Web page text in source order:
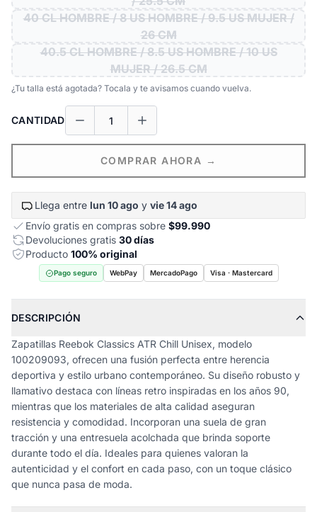
40 CL HOMBRE / 8 US HOMBRE / 9.5 US MUJER /
26 CM
40.5 CL HOMBRE / 8.5 US HOMBRE / 10 US
MUJER / 26.5 CM
¿Tu talla está agotada? Tocala y te avisamos cuando vuelva.
CANTIDAD
COMPRAR AHORA →
Llega entre lun 10 ago y vie 14 ago
Envío gratis en compras sobre $99.990
Devoluciones gratis 30 días
Producto 100% original
Pago seguro WebPay MercadoPago Visa · Mastercard
DESCRIPCIÓN
Zapatillas Reebok Classics ATR Chill Unisex, modelo
100209093, ofrecen una fusión perfecta entre herencia
deportiva y estilo urbano contemporáneo. Su diseño robusto y
llamativo destaca con líneas retro inspiradas en los años 90,
mientras que los materiales de alta calidad aseguran
resistencia y comodidad. Incorporan una suela de gran
tracción y una entresuela acolchada que brinda soporte
durante todo el día. Ideales para quienes valoran la
autenticidad y el confort en cada paso, con un toque clásico
que nunca pasa de moda.